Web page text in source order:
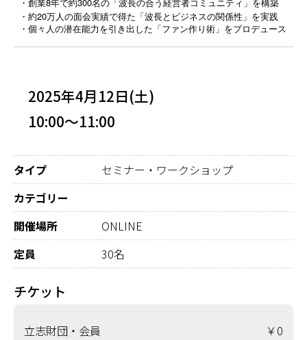
・創業8年で約300名の「波長の合う経営者コミュニティ」を構築
・約20万人の面会実績で得た「波長とビジネスの関係性」を実践
・個々人の潜在能力を引き出した「ファン作り術」をプロデュース
2025年4月12日(土)
10:00～11:00
タイプ
セミナー・ワークショップ
カテゴリー
開催場所
ONLINE
定員
30名
チケット
立志財団・会員 ￥0